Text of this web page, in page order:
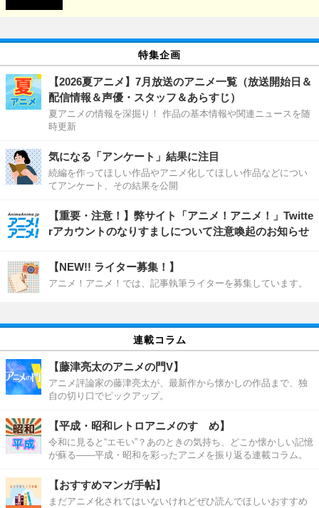
特集企画
【2026夏アニメ】7月放送のアニメ一覧（放送開始日＆
配信情報＆声優・スタッフ＆あらすじ）
夏アニメの情報を深掘り！ 作品の基本情報や関連ニュースを随
時更新
気になる「アンケート」結果に注目
続編を作ってほしい作品やアニメ化してほしい作品などについ
てアンケート、その結果を公開
【重要・注意！】弊サイト「アニメ！アニメ！」Twitte
rアカウントのなりすましについて注意喚起のお知らせ
【NEW!! ライター募集！】
アニメ！アニメ！では、記事執筆ライターを募集しています。
連載コラム
【藤津亮太のアニメの門V】
アニメ評論家の藤津亮太が、最新作から懐かしの作品まで、独
自の切り口でピックアップ。
【平成・昭和レトロアニメのすゝめ】
令和に見ると“エモい”？あのときの気持ち、どこか懐かしい記憶
が蘇る――平成・昭和を彩ったアニメを振り返る連載コラム。
【おすすめマンガ手帖】
まだアニメ化されてはいないけれどぜひ読んでほしいおすすめ